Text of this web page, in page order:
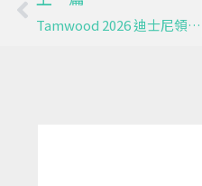
Tamwood 2026 迪士尼領導力夏令營